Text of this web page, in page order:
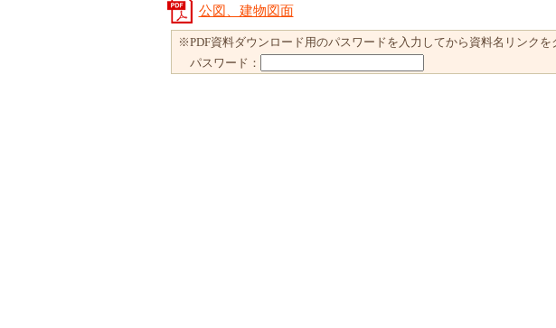
公図、建物図面
※PDF資料ダウンロード用のパスワードを入力してから資料名リンク
パスワード：